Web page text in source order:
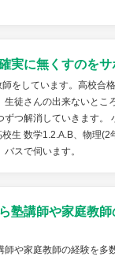
実に無くすのを
をしています。高校合
生徒さんの出来ないとこ
ずつ解消していきます。
生 数学1.2.A.B、物理(2
スで伺います。
塾講師や家庭教
師や家庭教師の経験を多